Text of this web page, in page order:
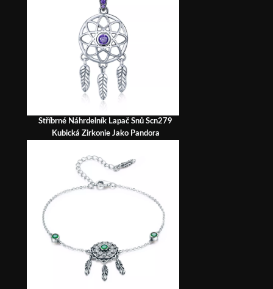
Stříbrné Náhrdelník Lapač Snů Scn279
Kubická Zirkonie Jako Pandora